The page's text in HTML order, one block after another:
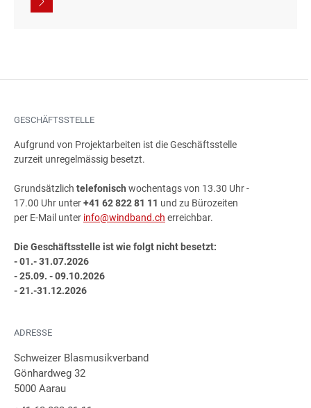
GESCHÄFTSSTELLE
Aufgrund von Projektarbeiten ist die Geschäftsstelle
zurzeit unregelmässig besetzt.
Grundsätzlich telefonisch wochentags von 13.30 Uhr -
17.00 Uhr unter+41 62 822 81 11 und zu Bürozeiten
per E-Mail unter info@windband.ch erreichbar.
Die Geschäftsstelle ist wie folgt nicht besetzt:
- 01.- 31.07.2026
- 25.09. - 09.10.2026
- 21.-31.12.2026
ADRESSE
Schweizer Blasmusikverband
Gönhardweg 32
5000 Aarau